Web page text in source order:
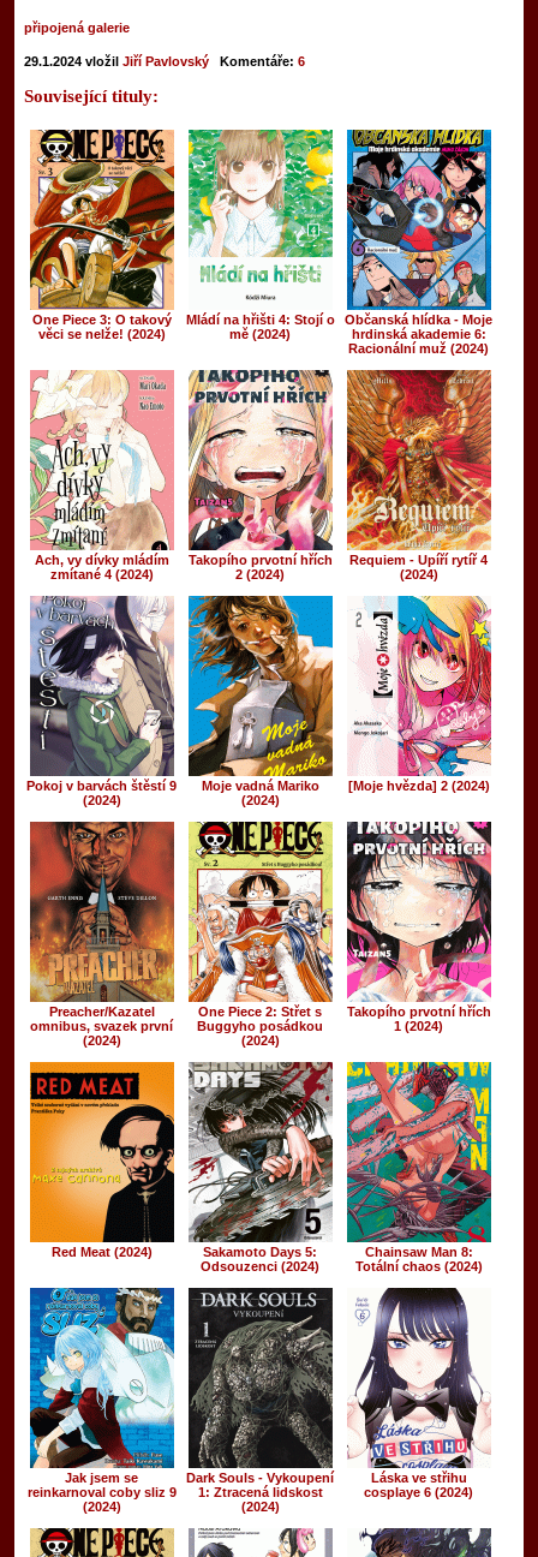
připojená galerie
29.1.2024vložil Jiří Pavlovský Komentáře: 6
Související tituly:
One Piece 3: O takový
věci se nelže! (2024)
Mládí na hřišti 4: Stojí o
mě (2024)
Občanská hlídka - Moje
hrdinská akademie 6:
Racionální muž (2024)
Ach, vy dívky mládím
zmítané 4 (2024)
Takopího prvotní hřích
2 (2024)
Requiem - Upíří rytíř 4
(2024)
Pokoj v barvách štěstí 9
(2024)
Moje vadná Mariko
(2024)
[Moje hvězda] 2 (2024)
Preacher/Kazatel
omnibus, svazek první
(2024)
One Piece 2: Střet s
Buggyho posádkou
(2024)
Takopího prvotní hřích
1 (2024)
Red Meat (2024)
Sakamoto Days 5:
Odsouzenci (2024)
Chainsaw Man 8:
Totální chaos (2024)
Jak jsem se
reinkarnoval coby sliz 9
(2024)
Dark Souls - Vykoupení
1: Ztracená lidskost
(2024)
Láska ve střihu
cosplaye 6 (2024)